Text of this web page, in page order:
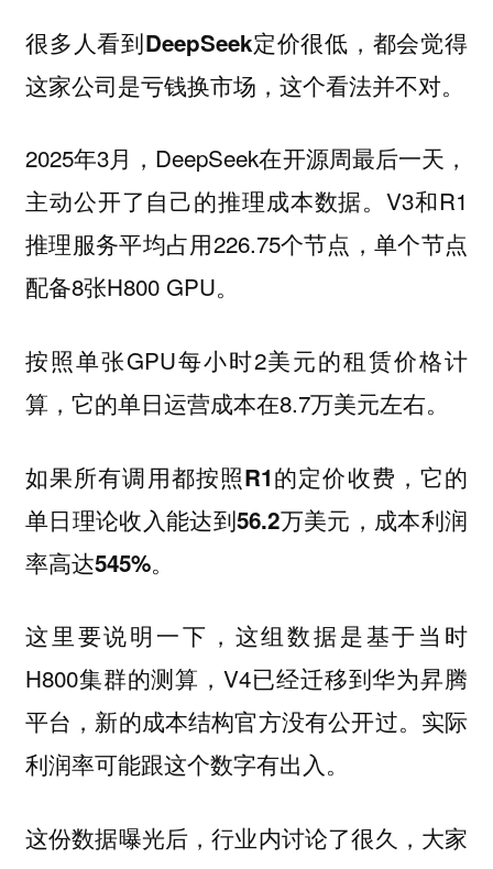
很多人看到DeepSeek定价很低，都会觉得
这家公司是亏钱换市场，这个看法并不对。
2025年3月，DeepSeek在开源周最后一天，
主动公开了自己的推理成本数据。V3和R1
推理服务平均占用226.75个节点，单个节点
配备8张H800 GPU。
按照单张GPU每小时2美元的租赁价格计
算，它的单日运营成本在8.7万美元左右。
如果所有调用都按照R1的定价收费，它的
单日理论收入能达到56.2万美元，成本利润
率高达545%。
这里要说明一下，这组数据是基于当时
H800集群的测算，V4已经迁移到华为昇腾
平台，新的成本结构官方没有公开过。实际
利润率可能跟这个数字有出入。
这份数据曝光后，行业内讨论了很久， 大家